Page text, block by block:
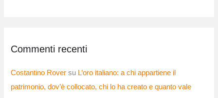
Commenti recenti
Costantino Rover su L’oro italiano: a chi appartiene il
patrimonio, dov’è collocato, chi lo ha creato e quanto vale